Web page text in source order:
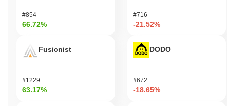
前保持安全。
Affyn面临的一些风险主要与市场波动和监管审查有关，这在区块链
领域是常见的。该项目没有报告任何重大技术争议或安全事件，例
面临持续的监管挑战，这可能影响其合规性和运营框架。 为应对潜
在风险，Affyn实施了标准安全措施，包括定期审计和开发实践的透
#854
66.72%
Fusionist
#1229
63.17%
#716
-21.52%
DODO
#672
-18.65%